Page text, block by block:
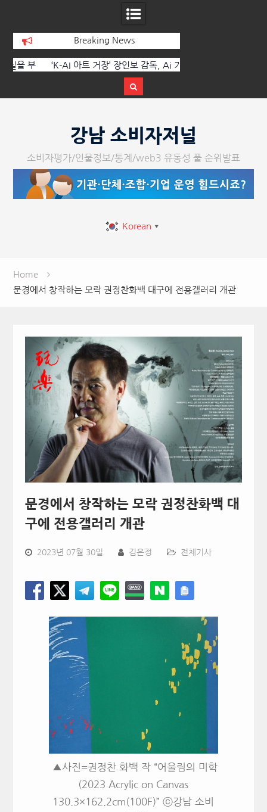
Breaking News
‘K-AI 아트 거장’ 장인보 감독, Ai 기술에
페스티벌’ 성황리에 막 내려
강남 소비자저널
소비자평가/인물정보/통계/web3 유동성 풀 순위발표
Korean ▼
Home
문경에서 창작하는 모락 권정찬화백 대구에 전용갤러리 개관
문경에서 창작하는 모락 권정찬화백 대
구에 전용갤러리 개관
2023년 07월 30일 김은정 전체기사
▲사진=권정찬 화백 작 “어울림의 미학
(2023 Acrylic on Canvas
130.3×162.2cm(100F)” ⓒ강남 소비